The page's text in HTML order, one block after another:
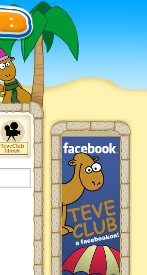
TeveClub
filmek